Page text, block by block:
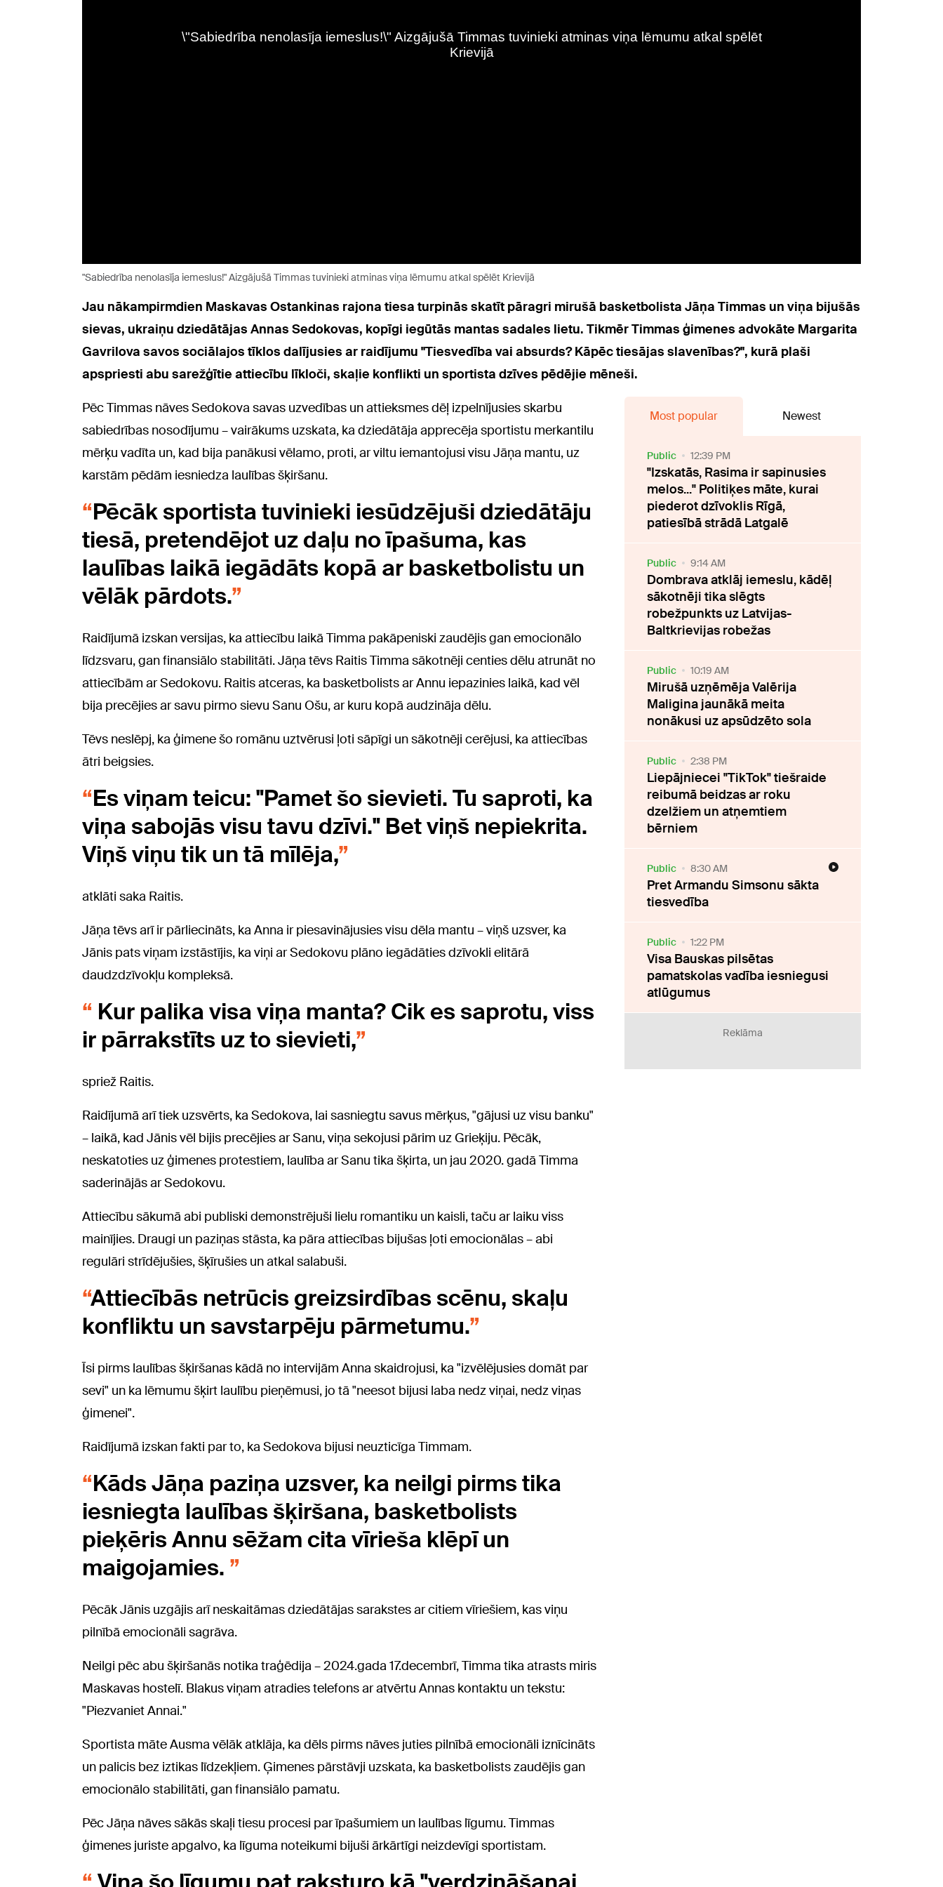
"Sabiedrība nenolasīja iemeslus!" Aizgājušā Timmas tuvinieki atminas viņa lēmumu atkal spēlēt Krievijā
Jau nākampirmdien Maskavas Ostankinas rajona tiesa turpinās skatīt pāragri mirušā basketbolista Jāņa Timmas un viņa bijušās
sievas, ukraiņu dziedātājas Annas Sedokovas, kopīgi iegūtās mantas sadales lietu. Tikmēr Timmas ģimenes advokāte Margarita
Gavrilova savos sociālajos tīklos dalījusies ar raidījumu "Tiesvedība vai absurds? Kāpēc tiesājas slavenības?", kurā plaši
apspriesti abu sarežģītie attiecību līkloči, skaļie konflikti un sportista dzīves pēdējie mēneši.
Pēc Timmas nāves Sedokova savas uzvedības un attieksmes dēļ izpelnījusies skarbu
sabiedrības nosodījumu – vairākums uzskata, ka dziedātāja apprecēja sportistu merkantilu
mērķu vadīta un, kad bija panākusi vēlamo, proti, ar viltu iemantojusi visu Jāņa mantu, uz
karstām pēdām iesniedza laulības šķiršanu.
Pēcāk sportista tuvinieki iesūdzējuši dziedātāju
tiesā, pretendējot uz daļu no īpašuma, kas
laulības laikā iegādāts kopā ar basketbolistu un
vēlāk pārdots.
Raidījumā izskan versijas, ka attiecību laikā Timma pakāpeniski zaudējis gan emocionālo
līdzsvaru, gan finansiālo stabilitāti. Jāņa tēvs Raitis Timma sākotnēji centies dēlu atrunāt no
attiecībām ar Sedokovu. Raitis atceras, ka basketbolists ar Annu iepazinies laikā, kad vēl
bija precējies ar savu pirmo sievu Sanu Ošu, ar kuru kopā audzināja dēlu.
Tēvs neslēpj, ka ģimene šo romānu uztvērusi ļoti sāpīgi un sākotnēji cerējusi, ka attiecības
ātri beigsies.
Es viņam teicu: "Pamet šo sievieti. Tu saproti, ka
viņa sabojās visu tavu dzīvi." Bet viņš nepiekrita.
Viņš viņu tik un tā mīlēja,
atklāti saka Raitis.
Jāņa tēvs arī ir pārliecināts, ka Anna ir piesavinājusies visu dēla mantu – viņš uzsver, ka
Jānis pats viņam izstāstījis, ka viņi ar Sedokovu plāno iegādāties dzīvokli elitārā
daudzdzīvokļu kompleksā.
Kur palika visa viņa manta? Cik es saprotu, viss
ir pārrakstīts uz to sievieti,
spriež Raitis.
Raidījumā arī tiek uzsvērts, ka Sedokova, lai sasniegtu savus mērķus, "gājusi uz visu banku"
– laikā, kad Jānis vēl bijis precējies ar Sanu, viņa sekojusi pārim uz Grieķiju. Pēcāk,
neskatoties uz ģimenes protestiem, laulība ar Sanu tika šķirta, un jau 2020. gadā Timma
saderinājās ar Sedokovu.
Attiecību sākumā abi publiski demonstrējuši lielu romantiku un kaisli, taču ar laiku viss
mainījies. Draugi un paziņas stāsta, ka pāra attiecības bijušas ļoti emocionālas – abi
regulāri strīdējušies, šķīrušies un atkal salabuši.
Attiecībās netrūcis greizsirdības scēnu, skaļu
konfliktu un savstarpēju pārmetumu.
Īsi pirms laulības šķiršanas kādā no intervijām Anna skaidrojusi, ka "izvēlējusies domāt par
sevi" un ka lēmumu šķirt laulību pieņēmusi, jo tā "neesot bijusi laba nedz viņai, nedz viņas
ģimenei".
Raidījumā izskan fakti par to, ka Sedokova bijusi neuzticīga Timmam.
Kāds Jāņa paziņa uzsver, ka neilgi pirms tika
iesniegta laulības šķiršana, basketbolists
pieķēris Annu sēžam cita vīrieša klēpī un
maigojamies.
Pēcāk Jānis uzgājis arī neskaitāmas dziedātājas sarakstes ar citiem vīriešiem, kas viņu
pilnībā emocionāli sagrāva.
Neilgi pēc abu šķiršanās notika traģēdija – 2024.gada 17.decembrī, Timma tika atrasts miris
Maskavas hostelī. Blakus viņam atradies telefons ar atvērtu Annas kontaktu un tekstu:
"Piezvaniet Annai."
Sportista māte Ausma vēlāk atklāja, ka dēls pirms nāves juties pilnībā emocionāli iznīcināts
un palicis bez iztikas līdzekļiem. Ģimenes pārstāvji uzskata, ka basketbolists zaudējis gan
emocionālo stabilitāti, gan finansiālo pamatu.
Pēc Jāņa nāves sākās skaļi tiesu procesi par īpašumiem un laulības līgumu. Timmas
ģimenes juriste apgalvo, ka līguma noteikumi bijuši ārkārtīgi neizdevīgi sportistam.
Most popular Newest
Public 12:39 PM
"Izskatās, Rasima ir sapinusies
melos..." Politiķes māte, kurai
piederot dzīvoklis Rīgā,
patiesībā strādā Latgalē
Public 9:14 AM
Dombrava atklāj iemeslu, kādēļ
sākotnēji tika slēgts
robežpunkts uz Latvijas-
Baltkrievijas robežas
Public 10:19 AM
Mirušā uzņēmēja Valērija
Maligina jaunākā meita
nonākusi uz apsūdzēto sola
Public 2:38 PM
Liepājniecei "TikTok" tiešraide
reibumā beidzas ar roku
dzelžiem un atņemtiem
bērniem
Public 8:30 AM
Pret Armandu Simsonu sākta
tiesvedība
Public 1:22 PM
Visa Bauskas pilsētas
pamatskolas vadība iesniegusi
atlūgumus
Reklāma